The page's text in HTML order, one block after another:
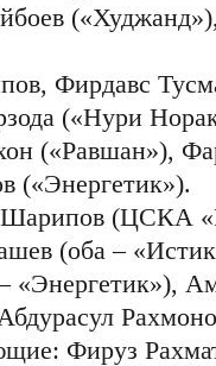
Фирдавс
(«Нури
(«Равшан»),
(«Энергетик»).
Шарипов (ЦСКА
(оба –
«Энергетик»),
Фируз